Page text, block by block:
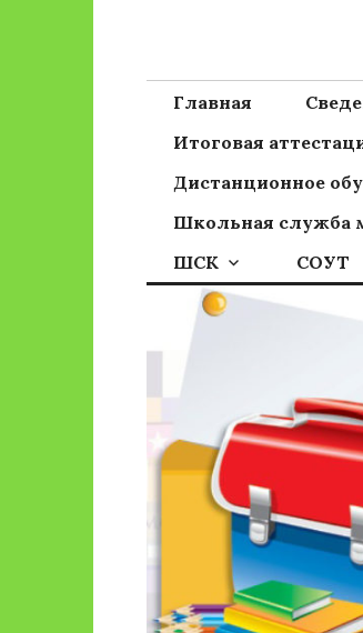
Сайт
Главная
Итоговая
Дистанционное
Школьная служба
ШСК
СОУТ